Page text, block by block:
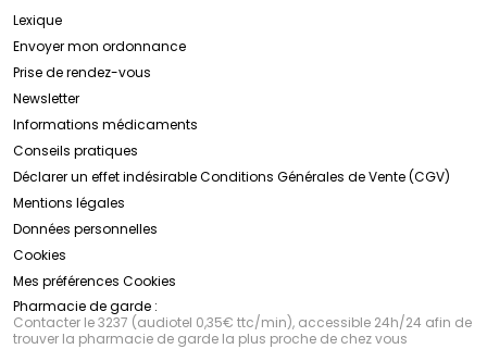
Lexique
Envoyer mon ordonnance
Prise de rendez-vous
Newsletter
Informations médicaments
Conseils pratiques
Déclarer un effet indésirableConditions Générales de Vente (CGV)
Mentions légales
Données personnelles
Cookies
Mes préférences Cookies
Pharmacie de garde :
Contacter le 3237 (audiotel 0,35€ ttc/min), accessible 24h/24 afin de
trouver la pharmacie de garde la plus proche de chez vous